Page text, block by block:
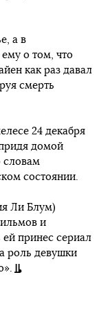
а в
о том, что
как раз давал
смерть
24 декабря
домой
словам
состоянии.
Ли Блум)
и
принес сериал
роль девушки